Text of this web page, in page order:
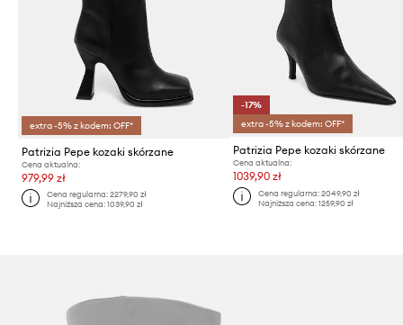
extra -5% z kodem: OFF*
Patrizia Pepe kozaki skórzane
Cena aktualna:
979,99 zł
Cena regularna:2279,90 zł
Najniższa cena:1039,90 zł
-17%
extra -5% z kodem: OFF*
Patrizia Pepe kozaki skórzane
Cena aktualna:
1039,90 zł
Cena regularna: 2049,90 zł
Najniższa cena: 1259,90 zł